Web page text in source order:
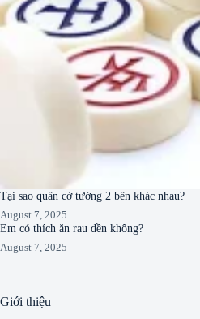
Tại sao quân cờ tướng 2 bên khác nhau?
August 7, 2025
Em có thích ăn rau dền không?
August 7, 2025
Giới thiệu